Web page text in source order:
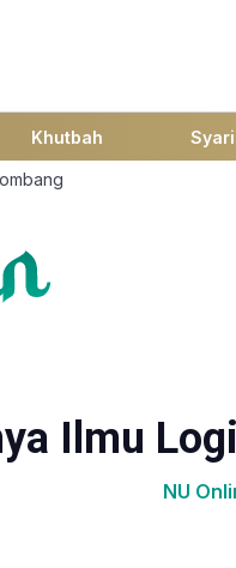
Khutbah
Ilmu
NU